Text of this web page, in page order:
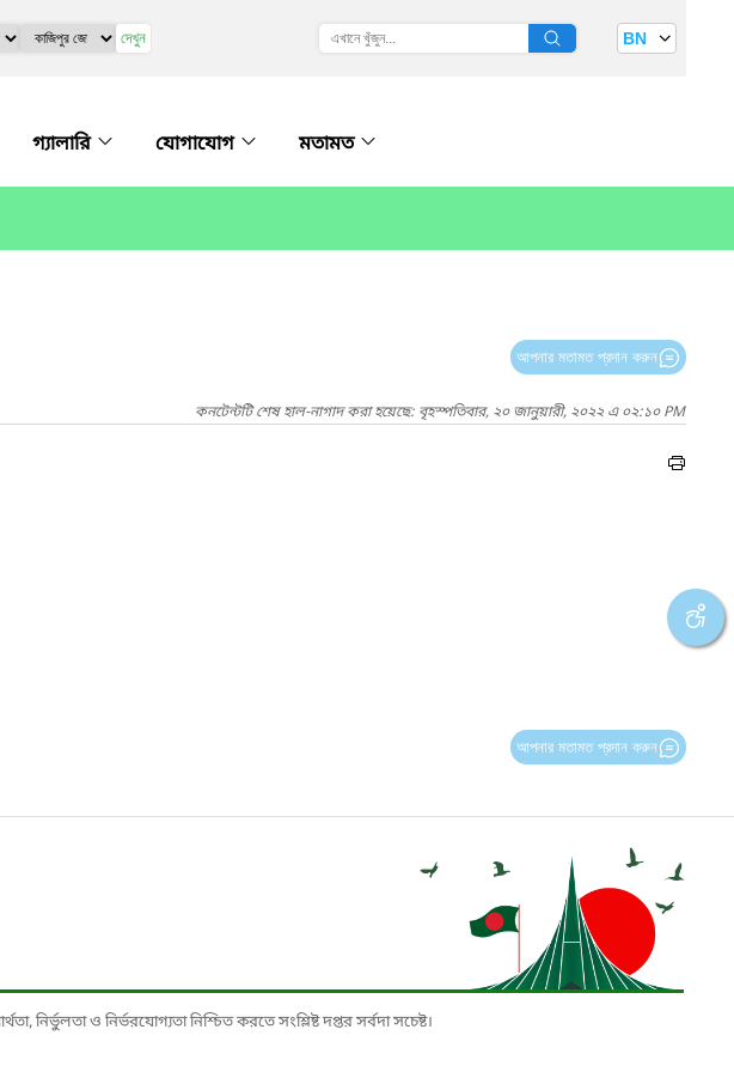
দেখুন BN
গ্যালারি যোগাযোগ মতামত
আপনার মতামত প্রদান করুন
কনটেন্টটি শেষ হাল-নাগাদ করা হয়েছে: বৃহস্পতিবার, ২০ জানুয়ারী, ২০২২ এ ০২:১০ PM
আপনার মতামত প্রদান করুন
নির্ভুলতা ও নির্ভরযোগ্যতা নিশ্চিত করতে সংশ্লিষ্ট দপ্তর সর্বদা সচেষ্ট।